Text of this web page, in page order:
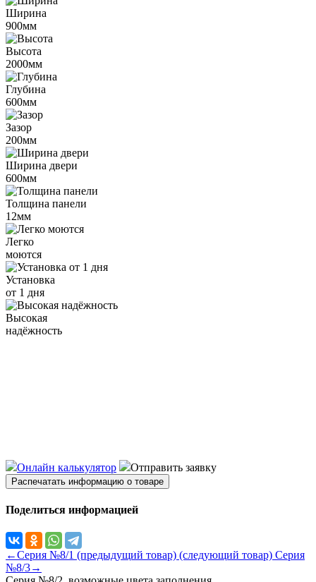
Ширина
900мм
Высота
2000мм
Глубина
600мм
Зазор
200мм
Ширина двери
600мм
Толщина панели
12мм
Легко
моются
Установка
от 1 дня
Высокая
надёжность
Онлайн калькулятор Отправить заявку
Распечатать информацию о товаре
Поделиться информацией
←Серия №8/1 (предыдущий товар) (следующий товар) Серия
№8/3→